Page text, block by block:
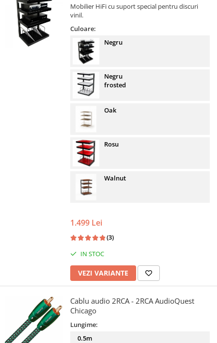
Mobilier HiFi cu suport special pentru discuri
vinil.
Culoare:
Negru
Negru
frosted
Oak
Rosu
Walnut
1.499 Lei
(3)
IN STOC
VEZI VARIANTE
Cablu audio 2RCA - 2RCA AudioQuest
Chicago
Lungime:
0.5m